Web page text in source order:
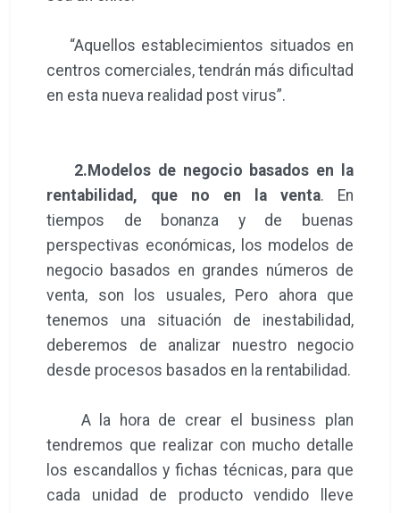
“Aquellos establecimientos situados en
centros comerciales, tendrán más dificultad
en esta nueva realidad post virus”.
2.Modelos de negocio basados en la
rentabilidad, que no en la venta. En
tiempos de bonanza y de buenas
perspectivas económicas, los modelos de
negocio basados en grandes números de
venta, son los usuales, Pero ahora que
tenemos una situación de inestabilidad,
deberemos de analizar nuestro negocio
desde procesos basados en la rentabilidad.
A la hora de crear el business plan
tendremos que realizar con mucho detalle
los escandallos y fichas técnicas, para que
cada unidad de producto vendido lleve